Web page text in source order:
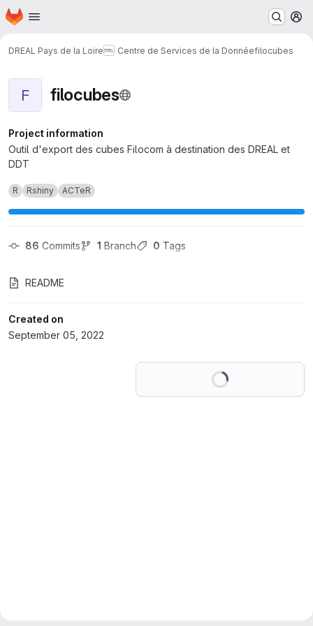
Skip to main content
Homepage
DREAL Pays de la Loire Centre de Services de la Donnéefilocubes
F filocubes
Project information
Outil d'export des cubes Filocom à destination des DREAL et
DDT
R Rshiny ACTeR
86 Commits 1 Branch 0 Tags
README
Created on
September 05, 2022